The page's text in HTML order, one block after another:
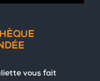
vous fait